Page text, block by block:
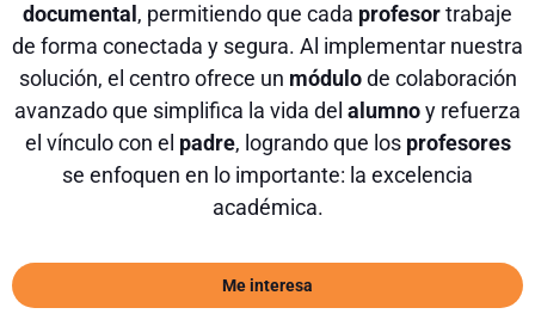
documental , permitiendo que cada profesortrabaje
de forma conectada y segura. Al implementar nuestra
solución, el centro ofrece un módulode colaboración
avanzado que simplifica la vida del alumnoy refuerza
el vínculo con el padre, logrando que los profesores
se enfoquen en lo importante: la excelencia
académica.
Me interesa